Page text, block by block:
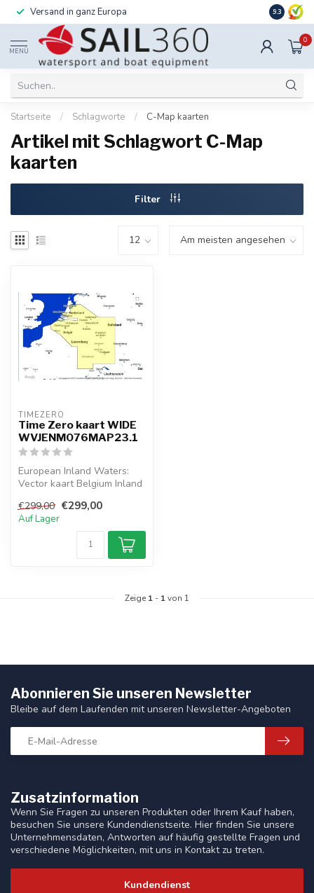
Versand in ganz Europa 9.3
MENÜ
0
Startseite / Schlagworte / C-Map kaarten
Artikel mit Schlagwort C-Map
kaarten
Filter
TIMEZERO
Time Zero kaart WIDE
WVJENM076MAP23.1
European Inland Waters:
Vector kaart Belgium Inland
€299,00 €299,00
Auf Lager
Zeige 1 - 1von 1
Zusatzinformation
Wenn Sie Fragen zu unseren Produkten oder Ihrem Kauf haben,
besuchen Sie unsere Kundendienstseite. Hier finden Sie unsere
Unternehmensdaten, Antworten auf häufig gestellte Fragen und
verschiedene Möglichkeiten, mit uns in Kontakt zu treten.
Kundendienst
Abonnieren Sie unseren Newsletter
Bleibe auf dem Laufenden mit unseren Newsletter-Angeboten